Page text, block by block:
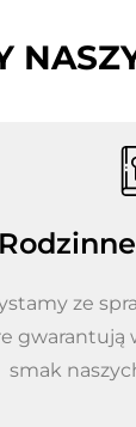
ze
gwarantują
smak